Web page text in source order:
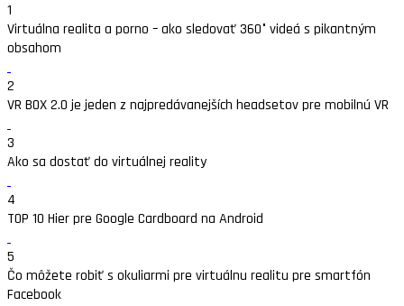
1
Virtuálna realita a porno – ako sledovať 360° videá s pikantným
obsahom
2
VR BOX 2.0 je jeden z najpredávanejších headsetov pre mobilnú VR
3
Ako sa dostať do virtuálnej reality
4
TOP 10 Hier pre Google Cardboard na Android
5
Čo môžete robiť s okuliarmi pre virtuálnu realitu pre smartfón
Facebook